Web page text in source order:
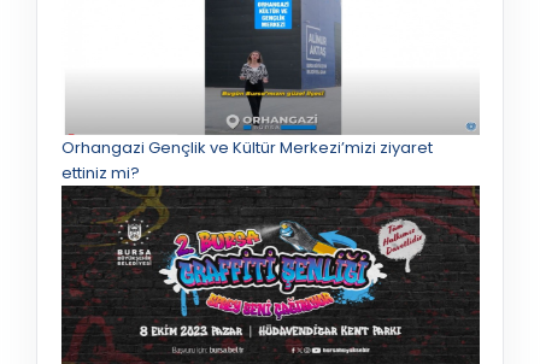
Orhangazi Gençlik ve Kültür Merkezi’mizi ziyaret
ettiniz mi?